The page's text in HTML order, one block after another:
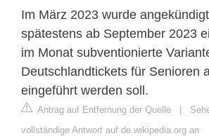
Im März 2023 wurde
spätestens ab September 2023
im Monat subventionierte
Deutschlandtickets für Senioren
eingeführt werden soll.
Antrag auf Entfernung der Quelle |
vollständige Antwort auf de.wikipedia.org an